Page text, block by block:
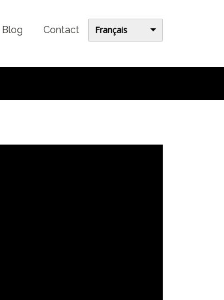
Français
Blog Contact